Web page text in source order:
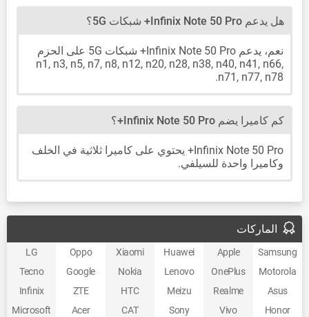
هل يدعم Infinix Note 50 Pro+ شبكات 5G؟
نعم، يدعم Infinix Note 50 Pro+ شبكات 5G على الحزم
n1, n3, n5, n7, n8, n12, n20, n28, n38, n40, n41, n66,
n71, n77, n78.
كم كاميرا يضم Infinix Note 50 Pro+؟
Infinix Note 50 Pro+ يحتوي على كاميرا ثلاثية في الخلف
وكاميرا واحدة للسيلفي.
الماركات
Samsung
Apple
Huawei
Xiaomi
Oppo
LG
Motorola
OnePlus
Lenovo
Nokia
Google
Tecno
Asus
Realme
Meizu
HTC
ZTE
Infinix
Honor
Vivo
Sony
CAT
Acer
Microsoft